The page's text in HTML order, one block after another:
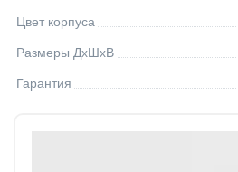
Цвет корпуса
Размеры ДхШхВ
Гарантия